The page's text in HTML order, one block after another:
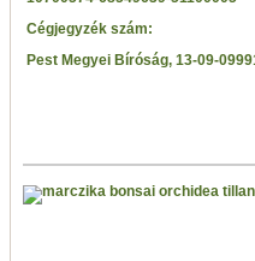
Cégjegyzék szám:
Pest Megyei Bíróság, 13-09-